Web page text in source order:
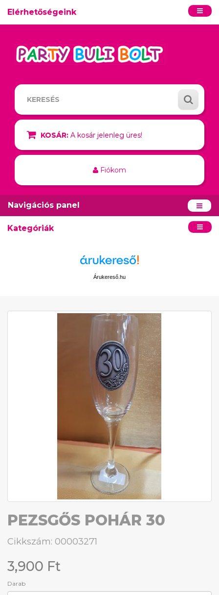
Elérhetőségeink
KOSÁR: A kosár jelenleg üres!
Fiókom
Navigációs panel
Kategóriák
Árukereső.hu
PEZSGŐS POHÁR 30
Cikkszám: 00003271
3,900 Ft
Darab